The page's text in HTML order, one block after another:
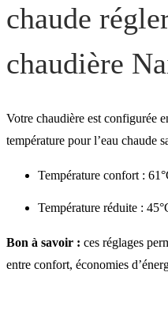
chaude
chaudière
Votre chaudière est configurée
température pour l’eau chaude
Température confort :
Température réduite :
Bon à savoir : ces réglages
entre confort, économies